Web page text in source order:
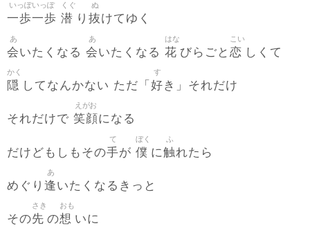
一歩一歩
いっぽいっぽ
潜
くぐ
り 抜
ぬ
けてゆく
会
あ
いたくなる 会
あ
いたくなる 花
はな
びらごと 恋
こい
しくて
隠
かく
してなんかない ただ「 好
す
き」それだけ
それだけで 笑顔
えがお
になる
だけどもしもその手
て
が 僕
ぼく
に触
ふ
れたら
めぐり 逢
あ
いたくなるきっと
その先
さき
の想
おも
いに